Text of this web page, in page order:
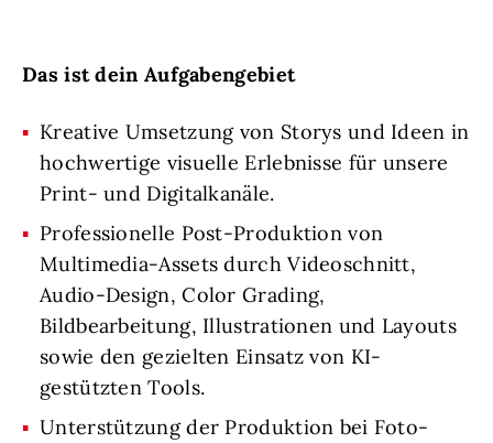
Das ist dein Aufgabengebiet
Kreative Umsetzung von Storys und Ideen in
hochwertige visuelle Erlebnisse für unsere
Print- und Digitalkanäle.
Professionelle Post-Produktion von
Multimedia-Assets durch Videoschnitt,
Audio-Design, Color Grading,
Bildbearbeitung, Illustrationen und Layouts
sowie den gezielten Einsatz von KI-
gestützten Tools.
Unterstützung der Produktion bei Foto-